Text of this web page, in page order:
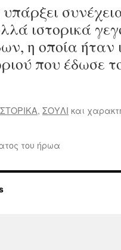
ιστορικά
η οποία ήταν
που έδωσε
, ΣΟΥΛΙ και
του ήρωα